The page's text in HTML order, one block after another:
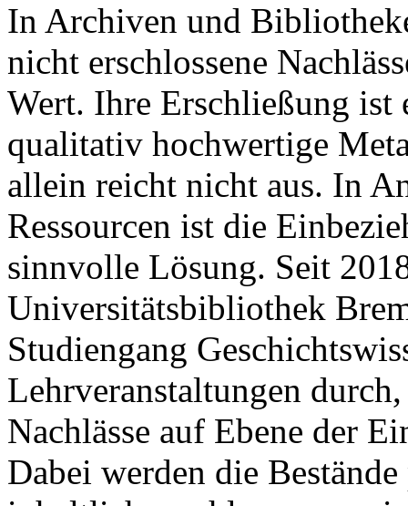
In Archiven und
nicht erschlossene
Wert. Ihre Erschlie­ßung ist
qualitativ hochwertige
allein reicht nicht aus. In
Ressourcen ist die
sinnvolle Lösung. Seit
Universitätsbibliothek
Studiengang
Lehrveranstaltungen
Nachlässe auf Ebene der
Dabei werden die